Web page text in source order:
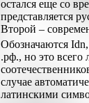
остался еще со
представляется
Второй –
Обозначаются
.рф., но это
случае
латинскими